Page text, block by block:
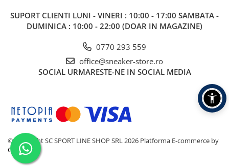
SUPORT CLIENTI LUNI - VINERI : 10:00 - 17:00 SAMBATA -
DUMINICA : 10:00 - 22:00 (DOAR IN MAGAZINE)
0770 293 559
office@sneaker-store.ro
SOCIAL URMARESTE-NE IN SOCIAL MEDIA
©Copyright SC SPORT LINE SHOP SRL 2026 Platforma E-commerce by
Gomag